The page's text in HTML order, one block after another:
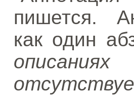
пишется.
как один